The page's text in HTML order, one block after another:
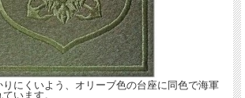
を必ずご一読ください。【郵便局HP】
にくいよう、オリーブ色の台座に同色で海軍
います。